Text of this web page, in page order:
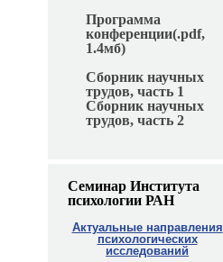
Программа
конференции(.pdf,
1.4мб)
Сборник научных
трудов, часть 1
Сборник научных
трудов, часть 2
Семинар Института
психологии РАН
Актуальные направления
психологических
исследований